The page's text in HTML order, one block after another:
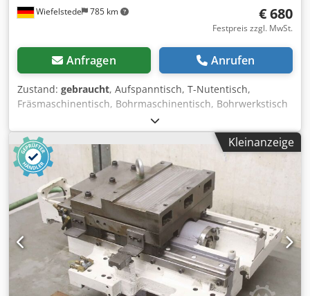
Wiefelstede 785 km € 680
Festpreis zzgl. MwSt.
Anfragen Anrufen
Zustand: gebraucht, Aufspanntisch, T-Nutentisch,
Fräsmaschinentisch, Bohrmaschinentisch, Bohrwerkstisch
-Aufspanntisch: Bohrmaschinentisch Fräsmaschinentisch
T-Nutentisch -Tischfläche: 800 x 550 mm, Höhe 195 mm -
Nutenbreite: 28 mm, Nutenabstand 250 mm -Maße: siehe
Foto techn. Zeichnung Dcsdjul H Euspfx Andsk -
Abmessung ges.: 800/550/H195 mm -Gewicht: 630 kg
Kleinanzeige